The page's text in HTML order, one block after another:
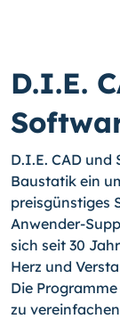
D.I.E.
D.I.E. CAD
Baustatik ein
preisgünstiges
Anwender-
sich seit 30
Herz und
Die
zu